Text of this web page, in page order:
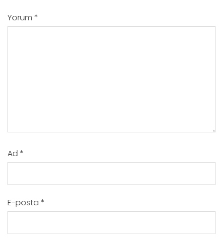
Yorum *
Ad *
E-posta *